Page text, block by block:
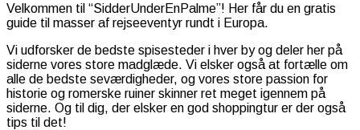
Velkommen til “SidderUnderEnPalme”! Her får du en gratis
guide til masser af rejseeventyr rundt i Europa.
Vi udforsker de bedste spisesteder i hver by og deler her på
siderne vores store madglæde. Vi elsker også at fortælle om
alle de bedste seværdigheder, og vores store passion for
historie og romerske ruiner skinner ret meget igennem på
siderne. Og til dig, der elsker en god shoppingtur er der også
tips til det!